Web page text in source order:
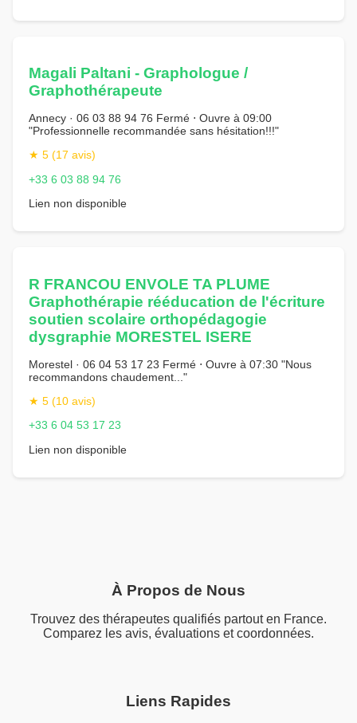
Magali Paltani - Graphologue /
Graphothérapeute
Annecy · 06 03 88 94 76 Fermé ⋅ Ouvre à 09:00
"Professionnelle recommandée sans hésitation!!!"
★ 5 (17 avis)
+33 6 03 88 94 76
Lien non disponible
R FRANCOU ENVOLE TA PLUME
Graphothérapie rééducation de l'écriture
soutien scolaire orthopédagogie
dysgraphie MORESTEL ISERE
Morestel · 06 04 53 17 23 Fermé ⋅ Ouvre à 07:30 "Nous
recommandons chaudement..."
★ 5 (10 avis)
+33 6 04 53 17 23
Lien non disponible
À Propos de Nous
Trouvez des thérapeutes qualifiés partout en France.
Comparez les avis, évaluations et coordonnées.
Liens Rapides